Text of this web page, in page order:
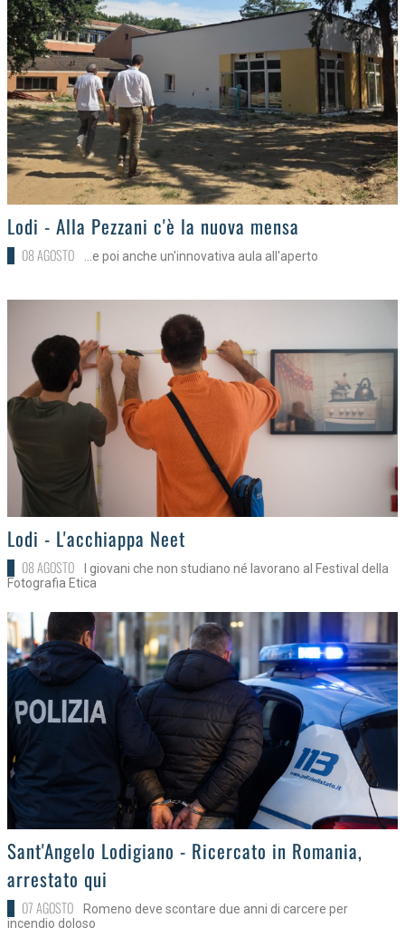
>Lodi - Alla Pezzani c'è la nuova mensa
08 AGOSTO ...e poi anche un'innovativa aula all'aperto
>Lodi - L'acchiappa Neet
08 AGOSTO
I giovani che non studiano né lavorano al Festival della
Fotografia Etica
>
Sant'Angelo Lodigiano - Ricercato in Romania,
arrestato qui
07 AGOSTO
Romeno deve scontare due anni di carcere per
incendio doloso